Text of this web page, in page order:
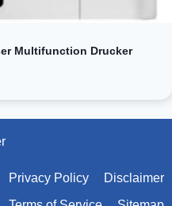
Multifunction Drucker
Privacy Policy Disclaimer